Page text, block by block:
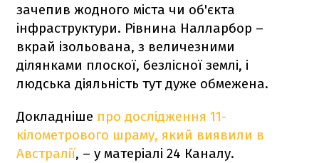
зачепив жодного міста чи об'єкта
інфраструктури. Рівнина Налларбор –
вкрай ізольована, з величезними
ділянками плоскої, безлісної землі, і
людська діяльність тут дуже обмежена.
Докладніше про дослідження 11-
кілометрового шраму, який виявили в
Австралії, – у матеріалі 24 Каналу.